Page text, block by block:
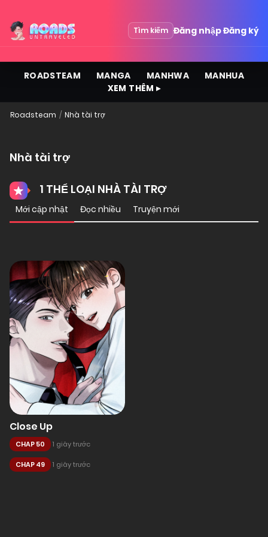
Tìm kiếm Đăng nhậpĐăng ký
ROADSTEAM MANGA MANHWA
MANHUA
XEM THÊM ▸
Roadsteam Nhà tài trợ
Nhà tài trợ
1 THỂ LOẠI NHÀ TÀI TRỢ
Mới cập nhật Đọc nhiều Truyện mới
Close Up
CHAP 50 1 giây trước
CHAP 49 1 giây trước